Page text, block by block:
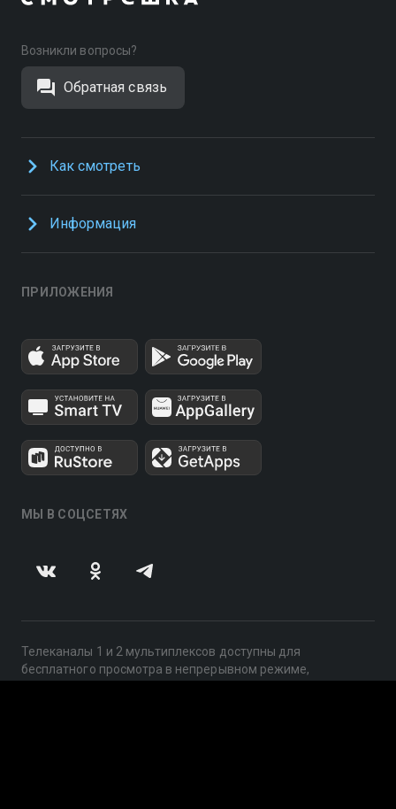
Возникли вопросы?
Обратная связь
Как смотреть
Информация
ПРИЛОЖЕНИЯ
МЫ В СОЦСЕТЯХ
Телеканалы 1 и 2 мультиплексов доступны для
бесплатного просмотра в непрерывном режиме,